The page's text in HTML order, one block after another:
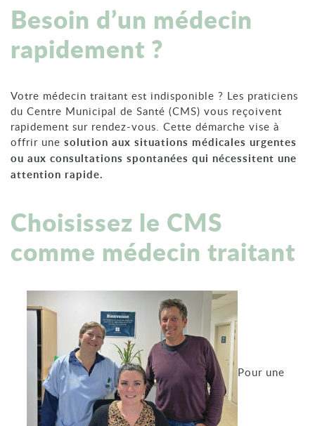
Besoin d’un médecin
rapidement ?
Votre médecin traitant est indisponible ? Les praticiens
du Centre Municipal de Santé (CMS) vous reçoivent
rapidement sur rendez-vous. Cette démarche vise à
offrir une solution aux situations médicales urgentes
ou aux consultations spontanées qui nécessitent une
attention rapide.
Choisissez le CMS
comme médecin traitant
Pour une